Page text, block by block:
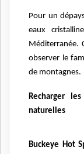
Pour un
eaux
Méditerranée.
observer le
de montagnes.
Recharger
naturelles
Buckeye Hot